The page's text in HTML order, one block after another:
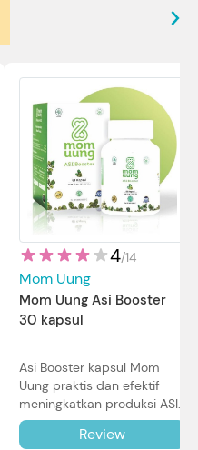
4/14
Mom Uung
Mom Uung Asi Booster
30 kapsul
Asi Booster kapsul Mom
Uung praktis dan efektif
meningkatkan produksi ASI
Bunda untuk Si Kecil. Simak
review lengkapnya di sini.
Review